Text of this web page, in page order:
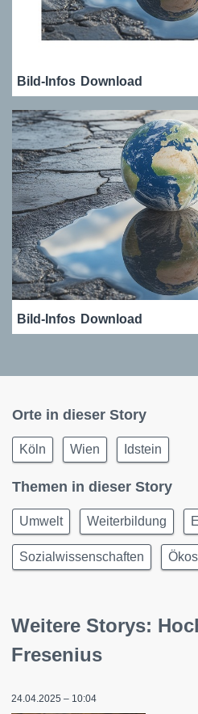
Bild-Infos Download
Bild-Infos Download
Orte in dieser Story
Köln Wien Idstein
Themen in dieser Story
Umwelt Weiterbildung
Sozialwissenschaften
Weitere Storys:
Fresenius
24.04.2025 – 10:04